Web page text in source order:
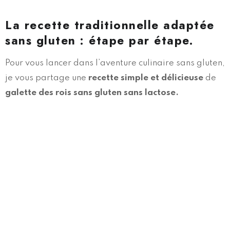
La recette traditionnelle adaptée
sans gluten : étape par étape.
Pour vous lancer dans l’aventure culinaire sans gluten,
je vous partage une recette simple et délicieuse de
galette des rois sans gluten sans lactose.